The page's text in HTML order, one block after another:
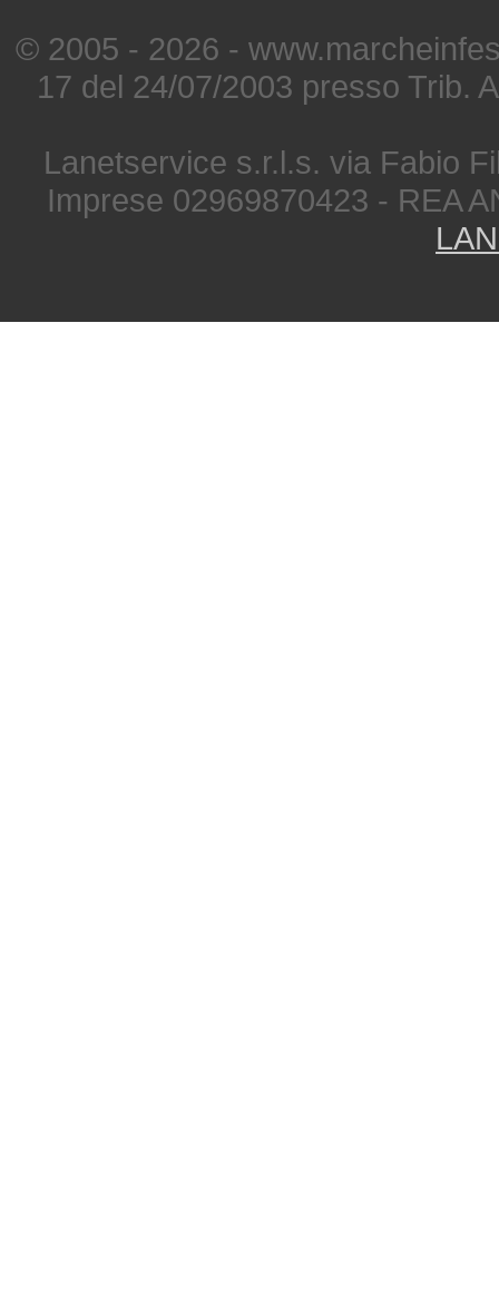
© 2005 - 2026 -
17 del 24/07/2003 presso Trib.
Lanetservice s.r.l.s. via Fabio
Imprese 02969870423 - REA